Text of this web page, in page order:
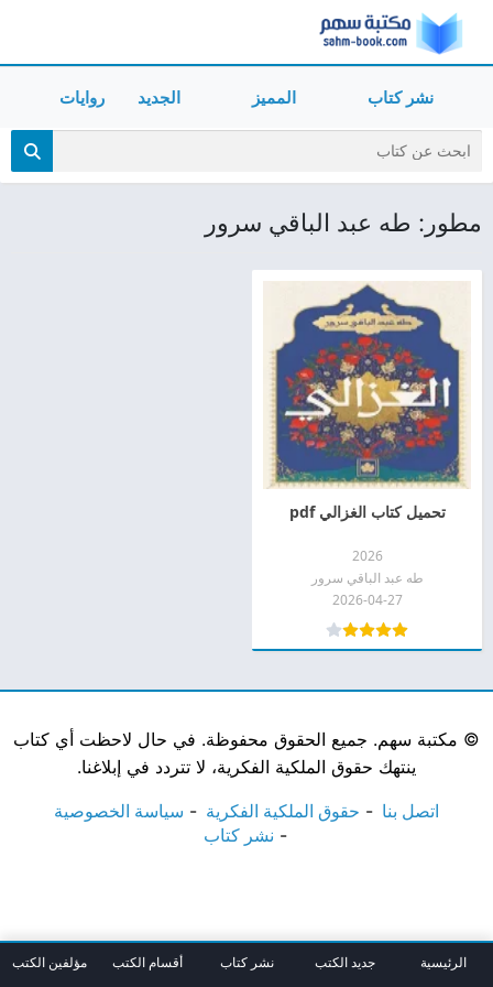
نشر كتاب المميز الجديد روايات
مطور: طه عبد الباقي سرور
تحميل كتاب الغزالي pdf
2026
طه عبد الباقي سرور
2026-04-27
© مكتبة سهم. جميع الحقوق محفوظة. في حال لاحظت أي كتاب
ينتهك حقوق الملكية الفكرية، لا تتردد في إبلاغنا.
اتصل بنا حقوق الملكية الفكرية
سياسة الخصوصية
نشر كتاب
الرئيسية جديد الكتب نشر كتاب أقسام الكتب مؤلفين الكتب